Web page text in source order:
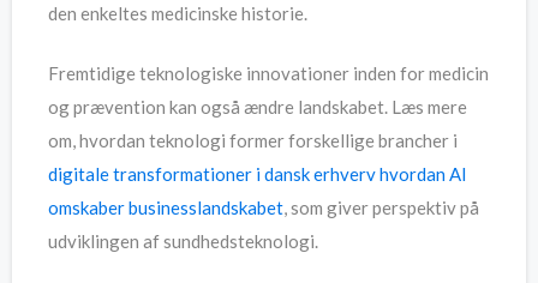
den enkeltes medicinske historie.
Fremtidige teknologiske innovationer inden for medicin
og prævention kan også ændre landskabet. Læs mere
om, hvordan teknologi former forskellige brancher i
digitale transformationer i dansk erhverv hvordan AI
omskaber businesslandskabet, som giver perspektiv på
udviklingen af sundhedsteknologi.